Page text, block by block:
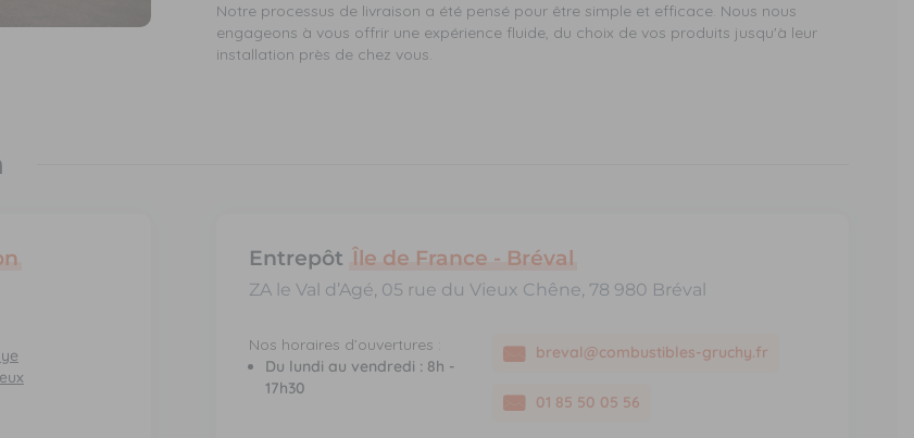
Notre processus de livraison a été pensé pour être simple et efficace. Nous nous
engageons à vous offrir une expérience fluide, du choix de vos produits jusqu'à leur
installation près de chez vous.
Entrepôt Île de France - Bréval
ZA le Val d’Agé, 05 rue du Vieux Chêne, 78 980 Bréval
Nos horaires d’ouvertures :
Du lundi au vendredi : 8h -
17h30
breval@combustibles-gruchy.fr
01 85 50 05 56